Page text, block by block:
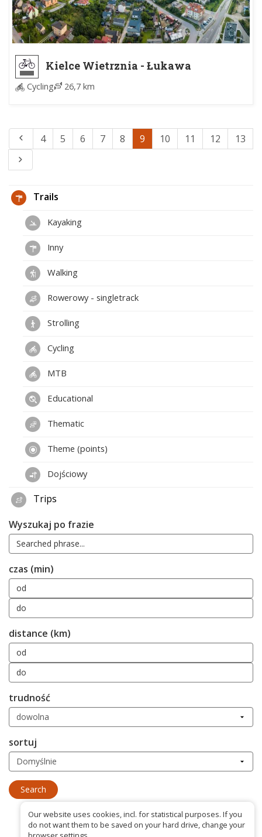
Kielce Wietrznia - Łukawa
Cycling 26,7 km
4 5 6 7 8 9 10 11 12 13
Trails
Kayaking
Inny
Walking
Rowerowy - singletrack
Strolling
Cycling
MTB
Educational
Thematic
Theme (points)
Dojściowy
Trips
Wyszukaj po frazie
czas (min)
distance (km)
trudność
sortuj
Our website uses cookies, incl. for statistical purposes. If you
do not want them to be saved on your hard drive, change your